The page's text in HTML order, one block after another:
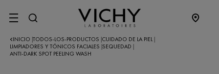
SITE MENU
INICIO TODOS-LOS-PRODUCTOS CUIDADO DE LA PIEL
LIMPIADORES Y TÓNICOS FACIALES SEQUEDAD
ANTI-DARK SPOT PEELING WASH